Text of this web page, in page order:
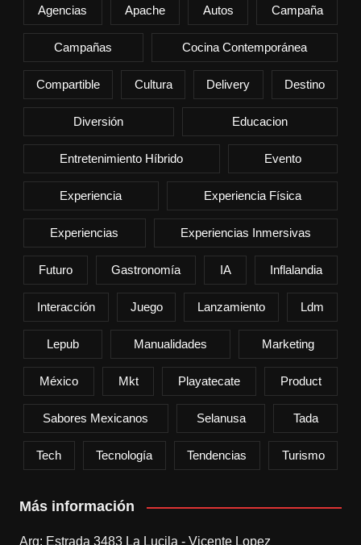
Agencias Apache Autos Campaña
Campañas Cocina Contemporánea
Compartible Cultura Delivery Destino
Diversión Educacion
Entretenimiento Híbrido Evento
Experiencia Experiencia Física
Experiencias Experiencias Inmersivas
Futuro Gastronomía IA Inflalandia
Interacción Juego Lanzamiento Ldm
Lepub Manualidades Marketing
México Mkt Playatecate Product
Sabores Mexicanos Selanusa Tada
Tech Tecnología Tendencias Turismo
Más información
Arg: Estrada 3483 La Lucila - Vicente Lopez